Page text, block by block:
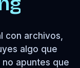
con archivos,
algo que
apuntes que